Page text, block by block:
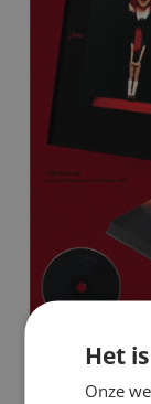
Het
Onze